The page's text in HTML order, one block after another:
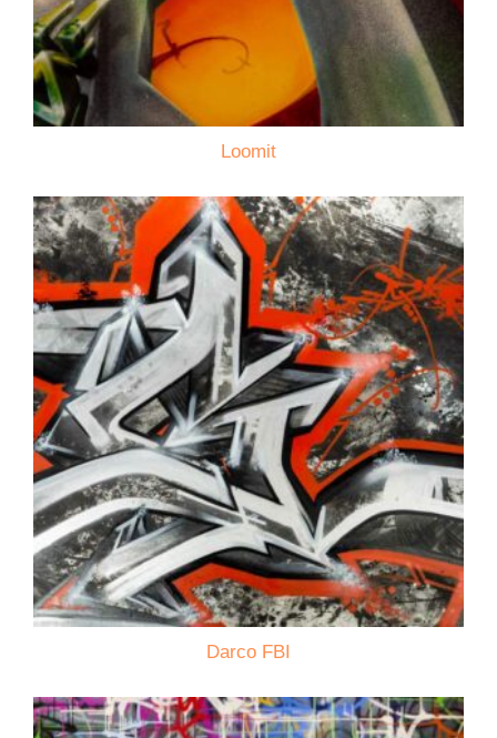
Loomit
Darco FBI